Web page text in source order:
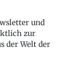
und
zur
der Welt der